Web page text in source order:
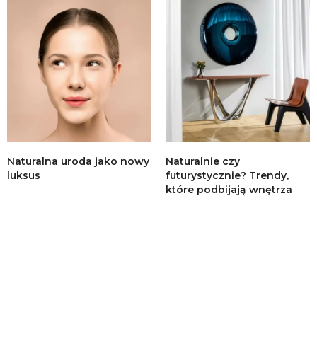
Naturalna uroda jako nowy
luksus
Naturalnie czy
futurystycznie? Trendy,
które podbijają wnętrza